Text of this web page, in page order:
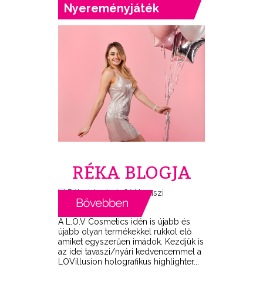
Nyereményjáték
RÉKA BLOGJA
A L.O.V Cosmetics idén is újabb és
újabb olyan termékekkel rukkol elő
amiket egyszerűen imádok. Kezdjük is
az idei tavaszi/nyári kedvencemmel a
LOVillusion holografikus highlighter...